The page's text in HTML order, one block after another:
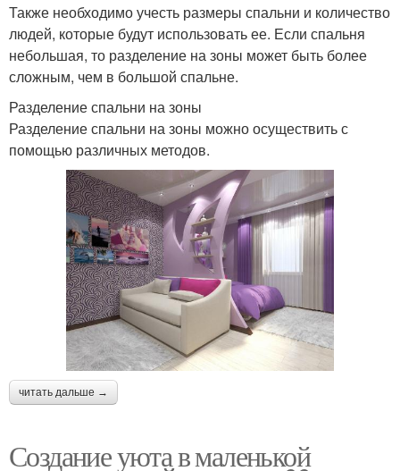
Также необходимо учесть размеры спальни и количество
людей, которые будут использовать ее. Если спальня
небольшая, то разделение на зоны может быть более
сложным, чем в большой спальне.
Разделение спальни на зоны
Разделение спальни на зоны можно осуществить с
помощью различных методов.
читать дальше →
Создание уюта в маленькой